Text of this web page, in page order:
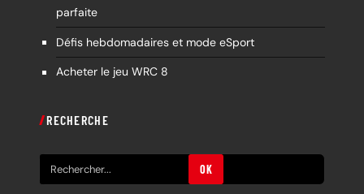
parfaite
Défis hebdomadaires et mode eSport
Acheter le jeu WRC 8
RECHERCHE
e
OK